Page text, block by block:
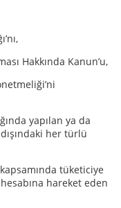
Hakkında Kanun’u,
yapılan ya da
her türlü
tüketiciye
hareket eden